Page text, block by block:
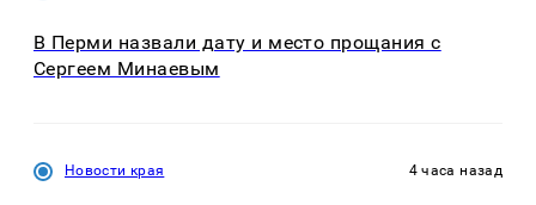
В Перми назвали дату и место прощания с
Сергеем Минаевым
Новости края 4 часа назад